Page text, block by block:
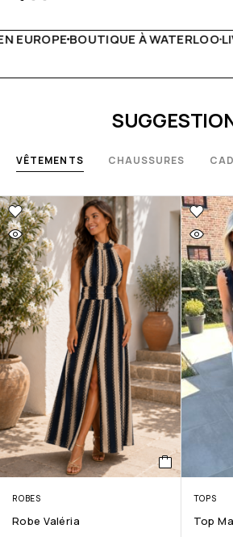
LIVRAISON GRATUITE À
VÊTEMENTS CHAUSSURES
ROBES
Robe Valéria
TOPS
Top